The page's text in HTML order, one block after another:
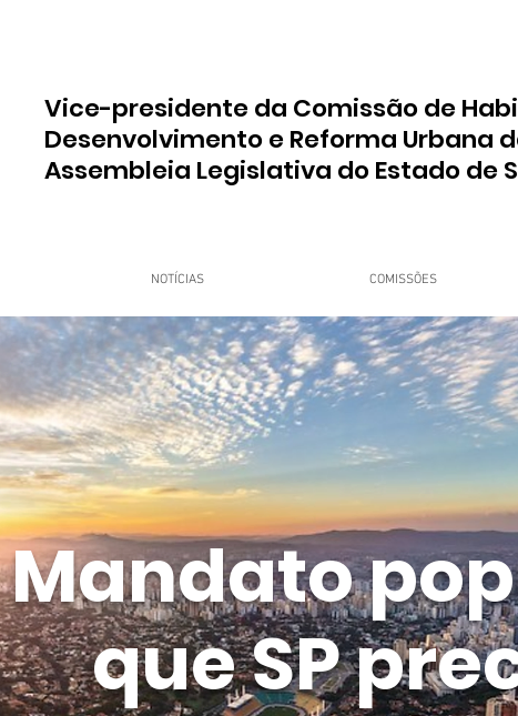
Vice-presidente da Comissão de
Desenvolvimento e Reforma Urbana
Assembleia Legislativa do Estado de
NOTÍCIAS COMISSÕES
Jorge do Carmo
Mandato
que SP